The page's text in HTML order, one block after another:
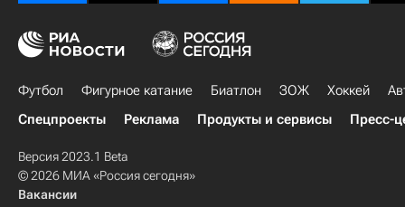
Футбол Фигурное катание Биатлон ЗОЖ Хоккей
Спецпроекты
Реклама Продукты и сервисы Пресс-
Версия 2023.1 Beta
© 2026 МИА «Россия сегодня»
Вакансии